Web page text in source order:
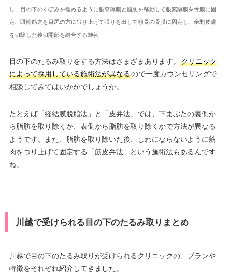
し、目の下のくぼみを埋めるように眼窩隔膜と脂肪を移動して眼窩隔膜を骨膜に固
定、眼輪筋肉を目尻の方に吊り上げて張りを出して頬骨の骨膜に固定し、余剰皮膚
を切除した後切開部を縫合する施術
目の下のたるみ取りをする方法はさまざまあります。
クリニック
によって採用している施術法が異なるので一度カウンセリングで
相談してみてはいかがでしょうか。
たとえば「経結膜脱脂法」と「皮弁法」では、下まぶたの裏側か
ら脂肪を取り除くか、表側から脂肪を取り除くかで方法が異なる
ようです。また、脂肪を取り除いた後、しわにならないように筋
肉をつり上げて固定する「筋皮弁法」という施術法もあるんです
ね。
川越で受けられる目の下のたるみ取りまとめ
川越で目の下のたるみ取りが受けられるクリニックの、プランや
特徴をそれぞれ紹介してきました。